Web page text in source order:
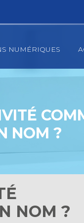
NUMÉRIQUES
NOM ?
NOM ?